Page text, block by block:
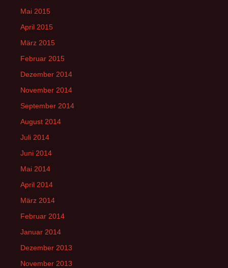
Mai 2015
April 2015
März 2015
Februar 2015
Dezember 2014
November 2014
September 2014
August 2014
Juli 2014
Juni 2014
Mai 2014
April 2014
März 2014
Februar 2014
Januar 2014
Dezember 2013
November 2013